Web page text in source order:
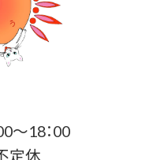
～18：00
定休